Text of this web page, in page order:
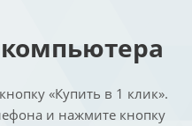
компьютера
«Купить в 1 клик».
и нажмите кнопку